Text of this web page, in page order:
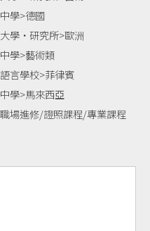
中學>德國
大學‧研究所>歐洲
中學>藝術類
語言學校>菲律賓
中學>馬來西亞
職場進修/證照課程/專業課程